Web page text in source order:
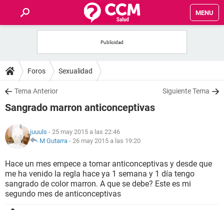
MENU
FOROS
SALUD
FAMILIA
NUTRICIÓN
BIENESTAR
SEXUALIDAD
Foros Sexualidad
Tema Anterior Siguiente Tema
Sangrado marron anticonceptivas
juuuls - 25 may 2015 a las 22:46
M Gutarra - 26 may 2015 a las 19:20
Hace un mes empece a tomar anticonceptivas y desde que
me ha venido la regla hace ya 1 semana y 1 día tengo
sangrado de color marron. A que se debe? Este es mi
segundo mes de anticonceptivas